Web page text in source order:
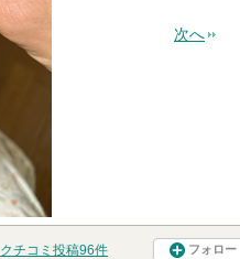
次へ
クチコミ投稿96件 フォロー